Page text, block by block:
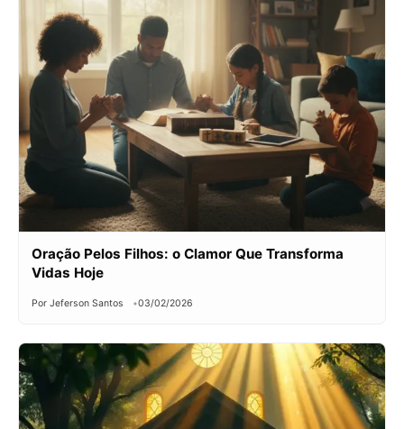
Oração Pelos Filhos: o Clamor Que Transforma
Vidas Hoje
Por Jeferson Santos 03/02/2026